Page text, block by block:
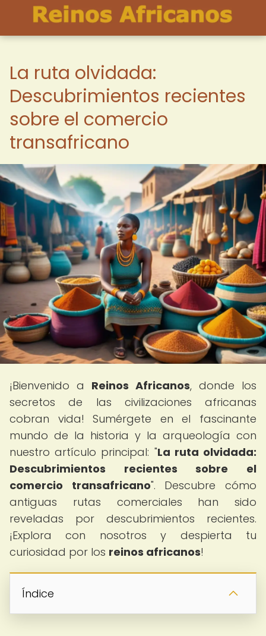
La ruta olvidada:
Descubrimientos recientes
sobre el comercio
transafricano
¡Bienvenido a Reinos Africanos, donde los
secretos de las civilizaciones africanas
cobran vida! Sumérgete en el fascinante
mundo de la historia y la arqueología con
nuestro artículo principal: "La ruta olvidada:
Descubrimientos recientes sobre el
comercio transafricano". Descubre cómo
antiguas rutas comerciales han sido
reveladas por descubrimientos recientes.
¡Explora con nosotros y despierta tu
curiosidad por los reinos africanos!
Índice